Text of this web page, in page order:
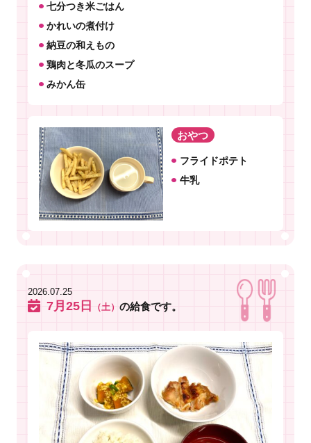
七分つき米ごはん
かれいの煮付け
納豆の和えもの
鶏肉と冬瓜のスープ
みかん缶
おやつ
フライドポテト
牛乳
2026.07.25
7月25日 （土） の給食です。